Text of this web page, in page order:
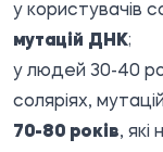
у користувачів
мутацій ДНК;
у людей 30-40
соляріях,
70-80 років, які